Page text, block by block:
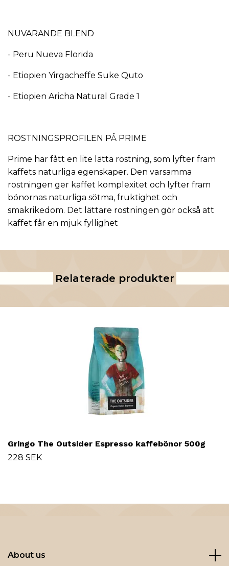
NUVARANDE BLEND
- Peru Nueva Florida
- Etiopien Yirgacheffe Suke Quto
- Etiopien Aricha Natural Grade 1
ROSTNINGSPROFILEN PÅ PRIME
Prime har fått en lite lätta rostning, som lyfter fram
kaffets naturliga egenskaper. Den varsamma
rostningen ger kaffet komplexitet och lyfter fram
bönornas naturliga sötma, fruktighet och
smakrikedom. Det lättare rostningen gör också att
kaffet får en mjuk fyllighet
Relaterade produkter
Gringo The Outsider Espresso kaffebönor 500g
228 SEK
About us